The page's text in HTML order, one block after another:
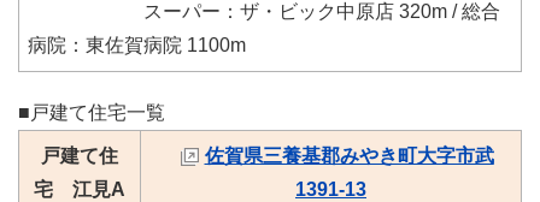
スーパー：ザ・ビック中原店 320m / 総合
病院：東佐賀病院 1100m
■戸建て住宅一覧
戸建て住
宅 江見A
佐賀県三養基郡みやき町大字市武
1391-13